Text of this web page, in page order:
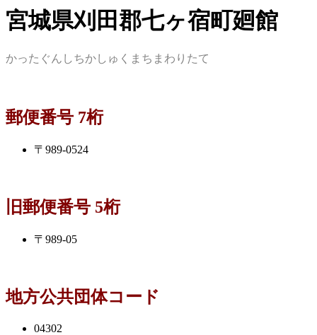
宮城県刈田郡七ヶ宿町廻館
かったぐんしちかしゅくまちまわりたて
郵便番号 7桁
〒989-0524
旧郵便番号 5桁
〒989-05
地方公共団体コード
04302